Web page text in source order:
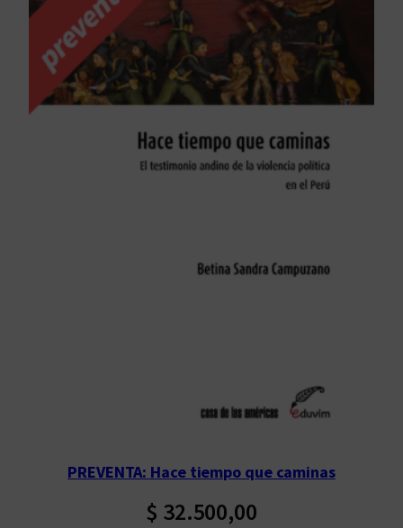
PREVENTA: Hace tiempo que caminas
$ 32.500,00